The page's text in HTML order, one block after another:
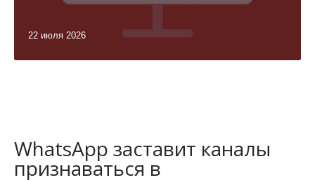
22 июля 2026
WhatsApp заставит каналы
признаваться в